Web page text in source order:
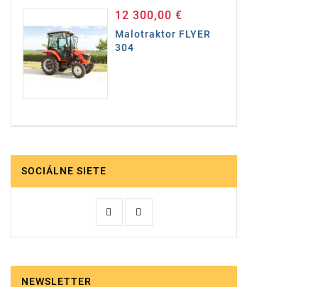
12 300,00 €Cena
Malotraktor FLYER
304
SOCIÁLNE SIETE
NEWSLETTER